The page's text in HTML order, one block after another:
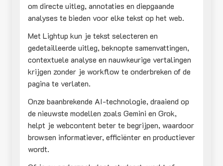
om directe uitleg, annotaties en diepgaande
analyses te bieden voor elke tekst op het web.
Met Lightup kun je tekst selecteren en
gedetailleerde uitleg, beknopte samenvattingen,
contextuele analyse en nauwkeurige vertalingen
krijgen zonder je workflow te onderbreken of de
pagina te verlaten.
Onze baanbrekende AI-technologie, draaiend op
de nieuwste modellen zoals Gemini en Grok,
helpt je webcontent beter te begrijpen, waardoor
browsen informatiever, efficiënter en productiever
wordt.